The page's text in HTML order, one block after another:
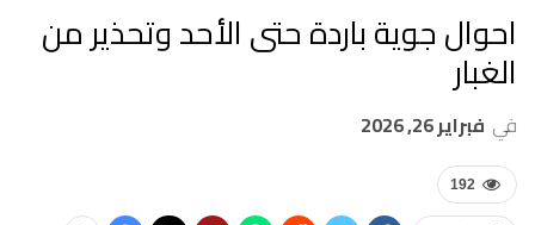
احوال جوية باردة حتى الأحد وتحذير من
الغبار
في فبراير 26, 2026
192